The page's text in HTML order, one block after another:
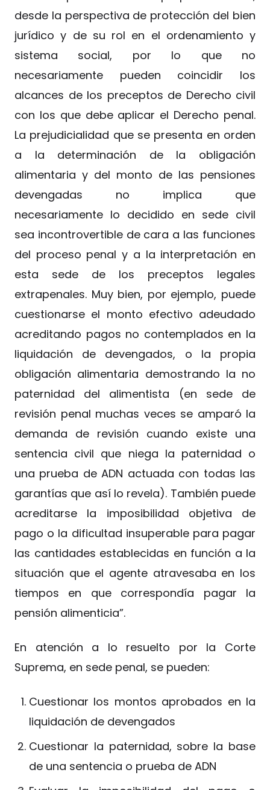
desde la perspectiva de protección del bien
jurídico y de su rol en el ordenamiento y
sistema social, por lo que no
necesariamente pueden coincidir los
alcances de los preceptos de Derecho civil
con los que debe aplicar el Derecho penal.
La prejudicialidad que se presenta en orden
a la determinación de la obligación
alimentaria y del monto de las pensiones
devengadas no implica que
necesariamente lo decidido en sede civil
sea incontrovertible de cara a las funciones
del proceso penal y a la interpretación en
esta sede de los preceptos legales
extrapenales. Muy bien, por ejemplo, puede
cuestionarse el monto efectivo adeudado
acreditando pagos no contemplados en la
liquidación de devengados, o la propia
obligación alimentaria demostrando la no
paternidad del alimentista (en sede de
revisión penal muchas veces se amparó la
demanda de revisión cuando existe una
sentencia civil que niega la paternidad o
una prueba de ADN actuada con todas las
garantías que así lo revela). También puede
acreditarse la imposibilidad objetiva de
pago o la dificultad insuperable para pagar
las cantidades establecidas en función a la
situación que el agente atravesaba en los
tiempos en que correspondía pagar la
pensión alimenticia”.
En atención a lo resuelto por la Corte
Suprema, en sede penal, se pueden:
Cuestionar los montos aprobados en la
liquidación de devengados
Cuestionar la paternidad, sobre la base
de una sentencia o prueba de ADN